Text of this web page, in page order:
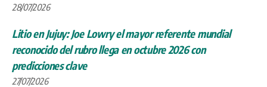
28/07/2026
Litio en Jujuy: Joe Lowry el mayor referente mundial
reconocido del rubro llega en octubre 2026 con
predicciones clave
27/07/2026